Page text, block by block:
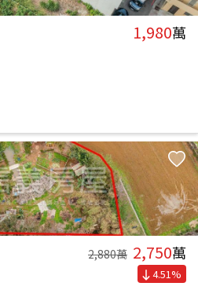
1,980萬
2,880萬 2,750萬
4.51%